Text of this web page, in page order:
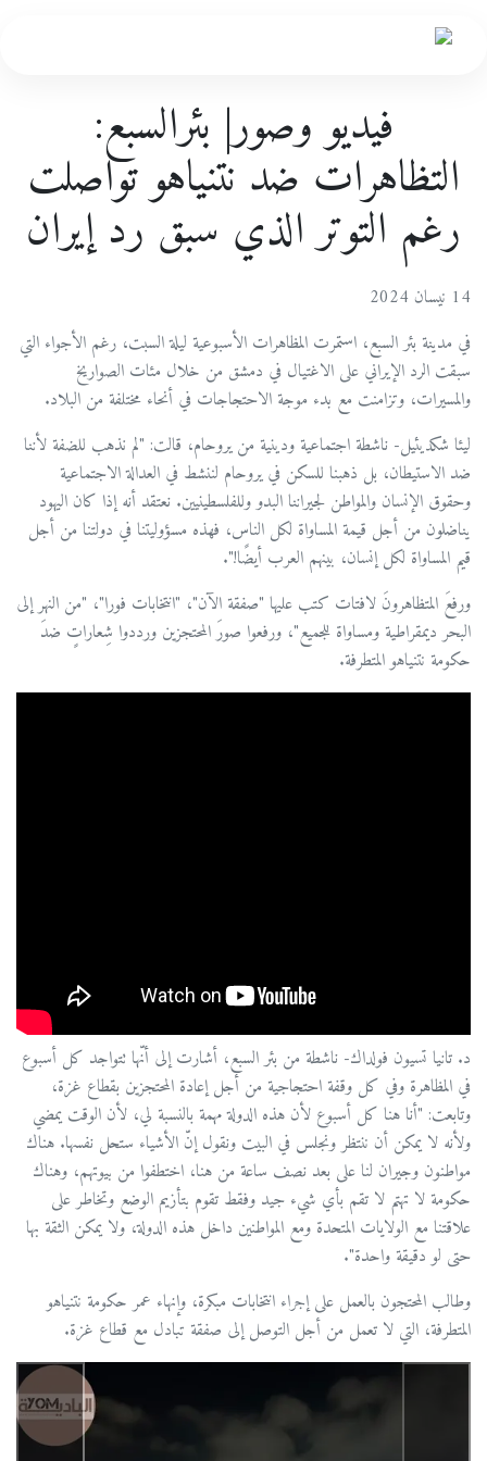
فيديو وصور| بئرالسبع:
التظاهرات ضد نتنياهو تواصلت
رغم التوتر الذي سبق رد إيران
14 نيسان 2024
في مدينة بئر السبع، استمرت المظاهرات الأسبوعية ليلة السبت، رغم الأجواء التي
سبقت الرد الإيراني على الاغتيال في دمشق من خلال مئات الصواريخ
والمسيرات، وتزامنت مع بدء موجة الاحتجاجات في أنحاء مختلفة من البلاد.
ليئا شكديئيل- ناشطة اجتماعية ودينية من يروحام، قالت: "لم نذهب للضفة لأننا
ضد الاستيطان، بل ذهبنا للسكن في يروحام لننشط في العدالة الاجتماعية
وحقوق الإنسان والمواطن لجيراننا البدو وللفلسطينيين. نعتقد أنه إذا كان اليهود
يناضلون من أجل قيمة المساواة لكل الناس، فهذه مسؤوليتنا في دولتنا من أجل
قيم المساواة لكل إنسان، بينهم العرب أيضًا!".
ورفعَ المتظاهرونَ لافتات كتب عليها "صفقة الآن"، "انتخابات فورا"، "من النهر إلى
البحر ديمقراطية ومساواة للجميع"، ورفعوا صورَ المحتجزين ورددوا شِعاراتٍ ضدَ
حكومة نتنياهو المتطرفة.
د. تانيا تسيون فولداك- ناشطة من بئر السبع، أشارت إلى أنّها تتواجد كل أسبوع
في المظاهرة وفي كل وقفة احتجاجية من أجل إعادة المحتجزين بقطاع غزة،
وتابعت: "أنا هنا كل أسبوع لأن هذه الدولة مهمة بالنسبة لي، لأن الوقت يمضي
ولأنه لا يمكن أن ننتظر ونجلس في البيت ونقول إنّ الأشياء ستحل نفسها. هناك
مواطنون وجيران لنا على بعد نصف ساعة من هنا، اختطفوا من بيوتهم، وهناك
حكومة لا تهتم لا تقم بأي شيء جيد وفقط تقوم بتأزيم الوضع وتخاطر على
علاقتنا مع الولايات المتحدة ومع المواطنين داخل هذه الدولة، ولا يمكن الثقة بها
حتى لو دقيقة واحدة".
وطالب المحتجون بالعمل على إجراء انتخابات مبكرة، وإنهاء عمر حكومة نتنياهو
المتطرفة، التي لا تعمل من أجل التوصل إلى صفقة تبادل مع قطاع غزة.